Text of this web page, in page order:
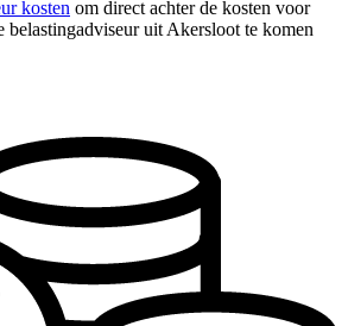
kosten om direct achter de kosten voor
belastingadviseur uit Akersloot te komen